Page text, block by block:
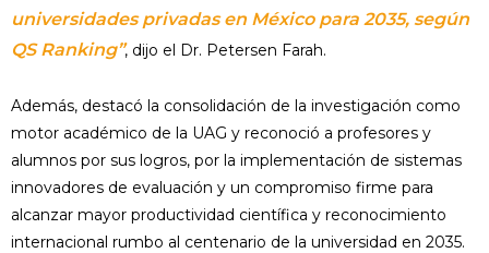
universidades privadas en México para 2035, según
QS Ranking”, dijo el Dr. Petersen Farah.
Además, destacó la consolidación de la investigación como
motor académico de la UAG y reconoció a profesores y
alumnos por sus logros, por la implementación de sistemas
innovadores de evaluación y un compromiso firme para
alcanzar mayor productividad científica y reconocimiento
internacional rumbo al centenario de la universidad en 2035.